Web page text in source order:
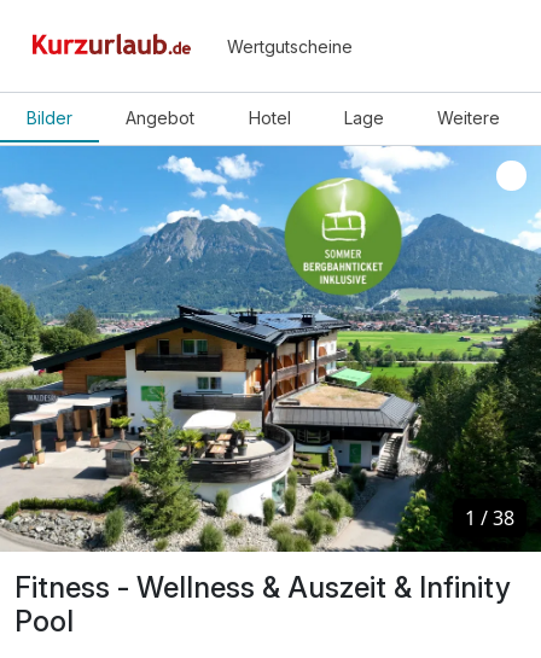
Wertgutscheine
Bilder Angebot Hotel Lage Weitere
Fitness - Wellness & Auszeit & Infinity
Pool
1 /38
1 /38